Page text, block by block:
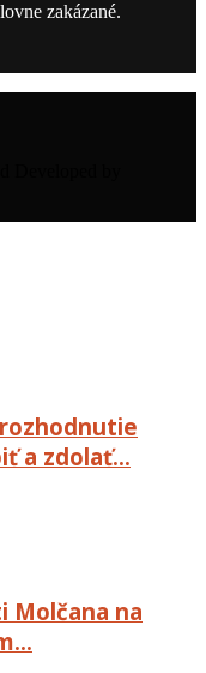
zakázané.
a zdolať…
Molčana na